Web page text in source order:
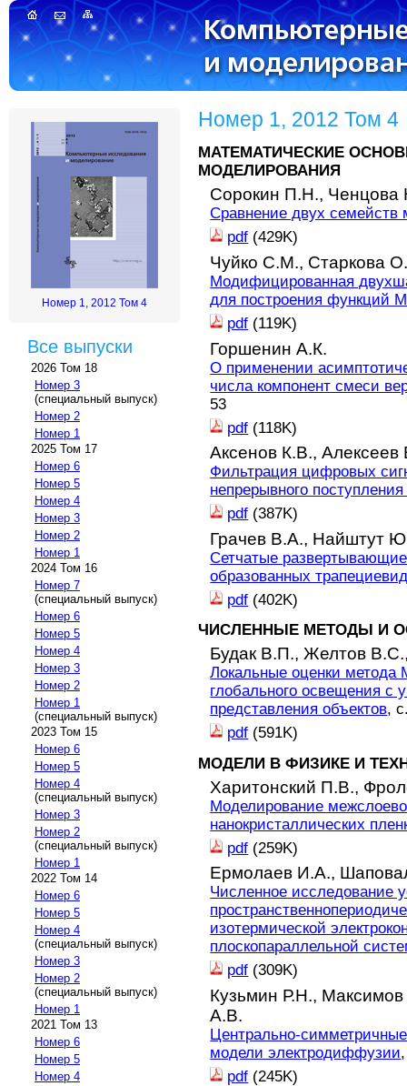
Номер 1, 2012 Том 4
Все выпуски
2026 Том 18
Номер 3
(специальный выпуск)
Номер 2
Номер 1
2025 Том 17
Номер 6
Номер 5
Номер 4
Номер 3
Номер 2
Номер 1
2024 Том 16
Номер 7
(специальный выпуск)
Номер 6
Номер 5
Номер 4
Номер 3
Номер 2
Номер 1
(специальный выпуск)
2023 Том 15
Номер 6
Номер 5
Номер 4
(специальный выпуск)
Номер 3
Номер 2
(специальный выпуск)
Номер 1
2022 Том 14
Номер 6
Номер 5
Номер 4
(специальный выпуск)
Номер 3
Номер 2
(специальный выпуск)
Номер 1
2021 Том 13
Номер 6
Номер 5
Номер 4
Номер 1, 2012 Том 4
МАТЕМАТИЧЕСКИЕ
МОДЕЛИРОВАНИЯ
Сорокин П.Н., Ченцова
Сравнение двух семейств
pdf (429K)
Чуйко С.М., Старкова
Модифицированная
для построения функций
pdf (119K)
Горшенин А.К.
О применении
числа компонент смеси
53
pdf (118K)
Аксенов К.В.,Алексеев
Фильтрация цифровых
непрерывного
pdf (387K)
Грачев В.А., Найштут
Сетчатые
образованных
pdf (402K)
ЧИСЛЕННЫЕ МЕТОДЫ И
Будак В.П.,Желтов
Локальные оценки метода
глобального освещения с
представления объектов,
pdf (591K)
МОДЕЛИ В ФИЗИКЕ И
Харитонский П.В.,
Моделирование
нанокристаллических
pdf (259K)
Ермолаев И.А.,
Численное исследование
изотермической
плоскопараллельной
pdf (309K)
Кузьмин Р.Н.,
А.В.
Центрально-
модели электродиффузии
pdf (245K)